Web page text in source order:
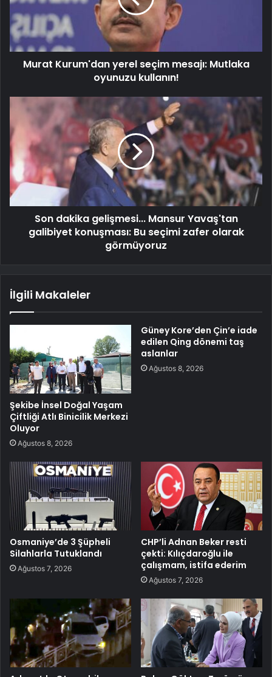
Murat Kurum'dan yerel seçim mesajı: Mutlaka
oyunuzu kullanın!
Son dakika gelişmesi... Mansur Yavaş'tan
galibiyet konuşması: Bu seçimi zafer olarak
görmüyoruz
İlgili Makaleler
Şekibe İnsel Doğal Yaşam
Çiftliği Atlı Binicilik Merkezi
Oluyor
Ağustos 8, 2026
Güney Kore’den Çin’e iade
edilen Qing dönemi taş
aslanlar
Ağustos 8, 2026
Osmaniye’de 3 Şüpheli
Silahlarla Tutuklandı
Ağustos 7, 2026
CHP’li Adnan Beker resti
çekti: Kılıçdaroğlu ile
çalışmam, istifa ederim
Ağustos 7, 2026